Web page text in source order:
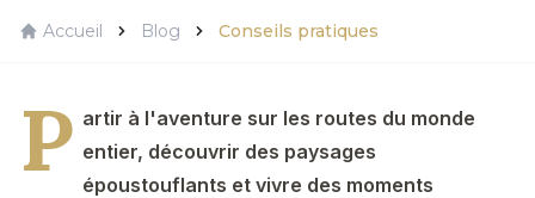
Accueil Blog Conseils pratiques
P artir à l'aventure sur les routes du monde
entier, découvrir des paysages
époustouflants et vivre des moments